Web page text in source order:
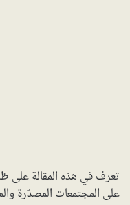
تعرف في هذه المقالة على
على المجتمعات المصدّرة